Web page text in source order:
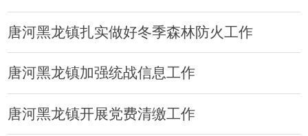
唐河黑龙镇扎实做好冬季森林防火工作
唐河黑龙镇加强统战信息工作
唐河黑龙镇开展党费清缴工作